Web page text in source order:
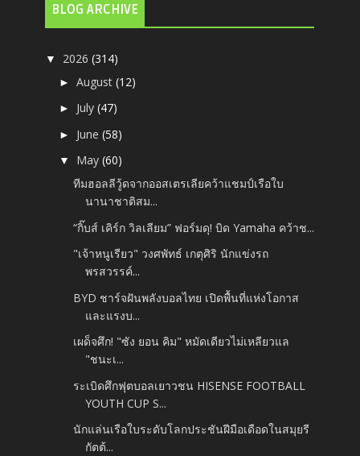
BLOG ARCHIVE
▼ 2026(314)
►August(12)
► July(47)
► June(58)
▼ May(60)
ทีมฮอลลีวู้ดจากออสเตรเลียคว้าแชมป์เรือใบ
นานาชาติสม...
“กิ๊บส์ เคิร์ก วิลเลียม” ฟอร์มดุ! บิด Yamaha คว้าช...
"เจ้าหนูเรียว" วงศพัทธ์ เกตุศิริ นักแข่งรถ
พรสวรรค์...
BYD ชาร์จฝันพลังบอลไทย เปิดพื้นที่แห่งโอกาส
และแรงบ...
เผด็จศึก! "ซัง ยอน คิม" หมัดเดียวไม่เหลียวแล
"ชนะเ...
ระเบิดศึกฟุตบอลเยาวชน HISENSE FOOTBALL
YOUTH CUP S...
นักแล่นเรือใบระดับโลกประชันฝีมือเดือดในสมุยรี
กัตต้...